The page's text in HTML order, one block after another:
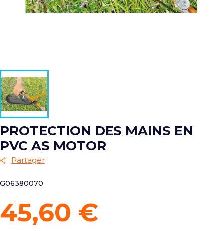
PROTECTION DES MAINS EN
PVC AS MOTOR
Partager
G06380070
45,60 €